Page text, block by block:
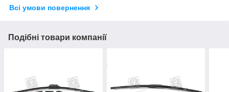
Всі умови повернення
Подібні товари компанії